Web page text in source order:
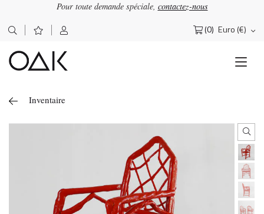
Pour toute demande spéciale, contactez-nous
(0) Euro (€)
Rechercher :
Inventaire